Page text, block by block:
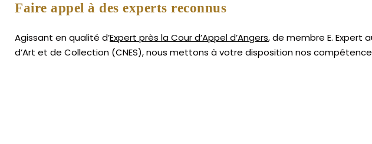
Faire appel à des experts reconnus
Agissant en qualité d’Expert près la Cour d’Appel d’Angers, de membre E. Expert
d’Art et de Collection (CNES),nous mettons à votre disposition nos